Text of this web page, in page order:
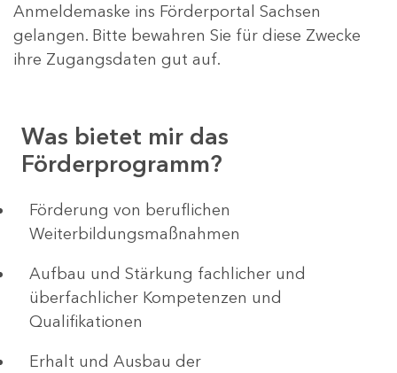
Anmeldemaske ins Förderportal Sachsen
gelangen. Bitte bewahren Sie für diese Zwecke
ihre Zugangsdaten gut auf.
Was bietet mir das
Förderprogramm?
Förderung von beruflichen
Weiterbildungsmaßnahmen
Aufbau und Stärkung fachlicher und
überfachlicher Kompetenzen und
Qualifikationen
Erhalt und Ausbau der